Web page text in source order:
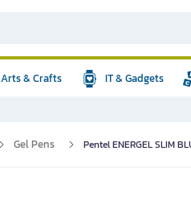
Arts & Crafts IT & Gadgets
Gel Pens Pentel ENERGEL SLIM